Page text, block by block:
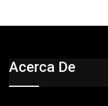
Acerca De